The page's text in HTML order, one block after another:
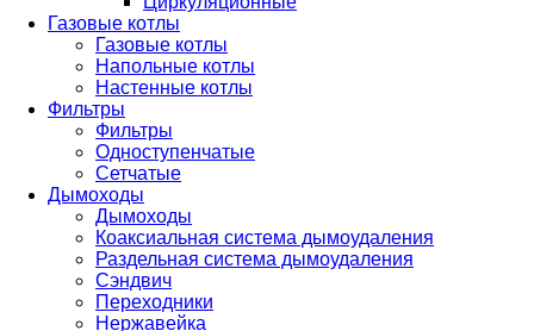
Газовые котлы
Газовые котлы
Напольные котлы
Настенные котлы
Фильтры
Фильтры
Одноступенчатые
Сетчатые
Дымоходы
Дымоходы
Коаксиальная система дымоудаления
Раздельная система дымоудаления
Сэндвич
Переходники
Нержавейка